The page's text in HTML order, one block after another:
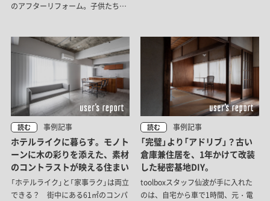
のアフターリフォーム。子供たちも
かにつながる心地よい空間へと整え
るお手伝いをさせていただきまし
読む 事例記事
ホテルライクに暮らす。モノト
ーンに木の彩りを添えた、素材
のコントラストが映える住まい
「ホテルライク」と「家事ラク」は両立
できる？ 街中にある61㎡のコンパ
読む 事例記事
「完璧」より「アドリブ」？古い
倉庫兼住居を、1年かけて改装
した秘密基地DIY。
toolboxスタッフ仙波が手に入れた
のは、自宅から車で1時間、元・電